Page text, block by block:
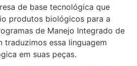
de base tecnológica que
produtos biológicos para a
de Manejo Integrado de
traduzimos essa linguagem
em suas peças.